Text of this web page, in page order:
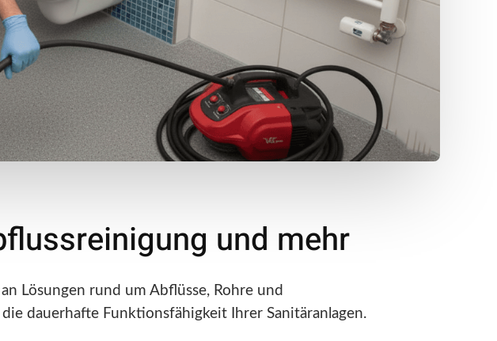
und mehr
Lösungen rund um Abflüsse, Rohre und
dauerhafte Funktionsfähigkeit Ihrer Sanitäranlagen.